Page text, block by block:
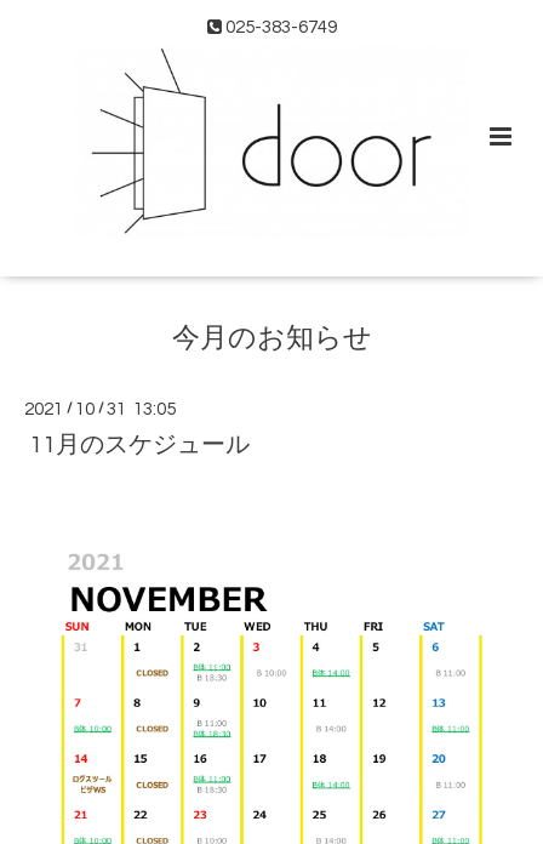
025-383-6749
今月のお知らせ
2021 / 10 /31 13:05
11月のスケジュール